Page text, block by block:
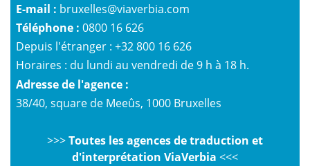
E-mail : bruxelles@viaverbia.com
Téléphone : 0800 16 626
Depuis l'étranger : +32 800 16 626
Horaires : du lundi au vendredi de 9 h à 18 h.
Adresse de l'agence :
38/40, square de Meeûs, 1000 Bruxelles
>>>Toutes les agences de traduction et
d'interprétation ViaVerbia <<<